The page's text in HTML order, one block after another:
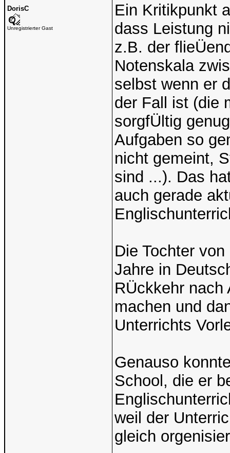
DorisC
Unregistrierter Gast
Ein Kritikpunkt
dass Leistung
z.B. der
Notenskala
selbst wenn er
der Fall ist (die
sorgfÜltig
Aufgaben so
nicht gemeint,
sind ...). Das
auch gerade
Die Tochter
Jahre in
RÜckkehr nach
machen und
Unterrichts
Genauso
School, die er
weil der
gleich